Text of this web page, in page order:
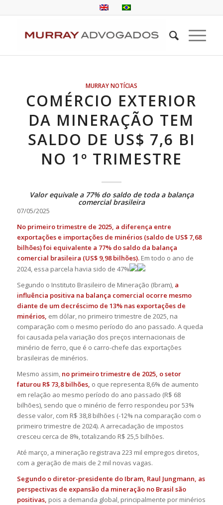
MURRAY NOTÍCIAS
COMÉRCIO EXTERIOR
DA MINERAÇÃO TEM
SALDO DE US$ 7,6 BI
NO 1º TRIMESTRE
Valor equivale a 77% do saldo de toda a balança
comercial brasileira
07/05/2025
No primeiro trimestre de 2025, a diferença entre
exportações e importações de minérios (saldo de US$ 7,68
bilhões) foi equivalente a 77% do saldo da balança
comercial brasileira (US$ 9,98 bilhões).Em todo o ano de
2024, essa parcela havia sido de 47%
Segundo o Instituto Brasileiro de Mineração (Ibram),a
influência positiva na balança comercial ocorre mesmo
diante de um decréscimo de 13% nas exportações de
minérios, em dólar, no primeiro trimestre de 2025, na
comparação com o mesmo período do ano passado. A queda
foi causada pela variação dos preços internacionais de
minério de ferro, que é o carro-chefe das exportações
brasileiras de minérios.
Mesmo assim, no primeiro trimestre de 2025, o setor
faturou R$ 73,8 bilhões, o que representa 8,6% de aumento
em relação ao mesmo período do ano passado (R$ 68
bilhões), sendo que o minério de ferro respondeu por 53%
desse valor, com R$ 38,8 bilhões (-12% na comparação com o
primeiro trimestre de 2024). A arrecadação de impostos
cresceu cerca de 8%, totalizando R$ 25,5 bilhões.
Até março, a mineração registrava 223 mil empregos diretos,
com a geração de mais de 2 mil novas vagas.
Segundo o diretor-presidente do Ibram, Raul Jungmann, as
perspectivas de expansão da mineração no Brasil são
positivas, pois a demanda global, principalmente por minérios